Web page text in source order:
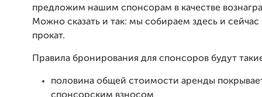
предложим нашим спонсорам в качестве
Можно сказать и так: мы собираем здесь и сейчас
прокат.
Правила бронирования для спонсоров будут
половина общей стоимости аренды